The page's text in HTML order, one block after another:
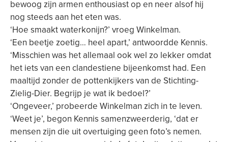
bewoog zijn armen enthousiast op en neer alsof hij
nog steeds aan het eten was.
‘Hoe smaakt waterkonijn?’ vroeg Winkelman.
‘Een beetje zoetig… heel apart,’ antwoordde Kennis.
‘Misschien was het allemaal ook wel zo lekker omdat
het iets van een clandestiene bijeenkomst had. Een
maaltijd zonder de pottenkijkers van de Stichting-
Zielig-Dier. Begrijp je wat ik bedoel?’
‘Ongeveer,’ probeerde Winkelman zich in te leven.
‘Weet je’, begon Kennis samenzweerderig, ‘dat er
mensen zijn die uit overtuiging geen foto’s nemen.